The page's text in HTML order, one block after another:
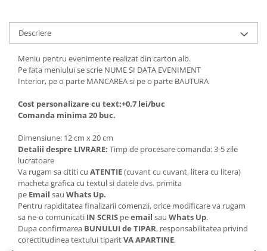
Descriere
Meniu pentru evenimente realizat din carton alb.
Pe fata meniului se scrie NUME SI DATA EVENIMENT
Interior, pe o parte MANCAREA si pe o parte BAUTURA
Cost personalizare cu text:+0.7 lei/buc
Comanda minima 20 buc.
Dimensiune: 12 cm x 20 cm
Detalii despre LIVRARE: Timp de procesare comanda: 3-5 zile
lucratoare
Va rugam sa cititi cu ATENTIE(cuvant cu cuvant, litera cu litera)
macheta grafica cu textul si datele dvs. primita
pe Email sau Whats Up.
Pentru rapiditatea finalizarii comenzii, orice modificare va rugam
sa ne-o comunicati IN SCRIS peemail sau Whats Up.
Dupa confirmarea BUNULUI de TIPAR, responsabilitatea privind
corectitudinea textului tiparitVA APARTINE.